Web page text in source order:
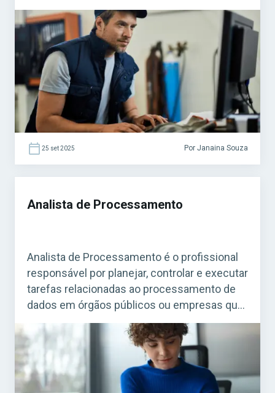
administrativo, contábil, tecnologia da
informação, psicologia, engenharia, entre
outros. O cargo oferece oportunidades em
concursos de nível médio e superior,
variando conforme a especialidade exigida.
Acesse agora o Curso Grátis […]
25 set 2025 Por Janaina Souza
Analista de Processamento
Analista de Processamento é o profissional
responsável por planejar, controlar e executar
tarefas relacionadas ao processamento de
dados em órgãos públicos ou empresas que
operam com sistemas informatizados. O
cargo tem ganhado destaque em concursos
públicos ligados a áreas tecnológicas e
financeiras, como o Banco do Brasil, a
Dataprev e outras instituições federais.